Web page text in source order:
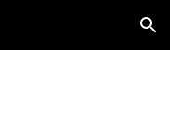
Skip to navigation